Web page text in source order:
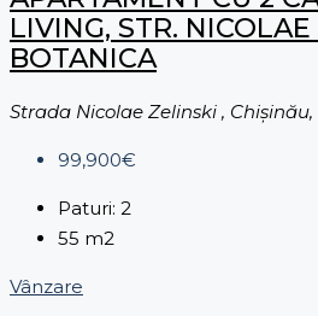
LIVING, STR.
BOTANICA
Strada Nicolae Zelinski ,
99,900€
Paturi: 2
55 m2
Vânzare